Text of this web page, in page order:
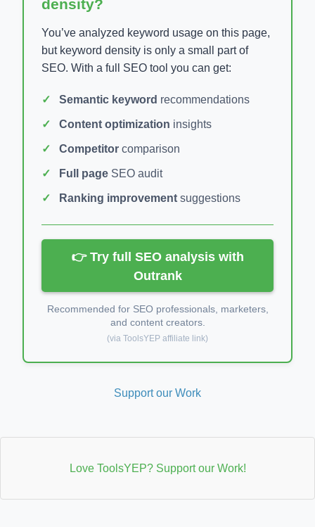
density?
You’ve analyzed keyword usage on this page,
but keyword density is only a small part of
SEO. With a full SEO tool you can get:
Semantic keyword recommendations
Content optimization insights
Competitor comparison
Full page SEO audit
Ranking improvement suggestions
👉 Try full SEO analysis with
Outrank
Recommended for SEO professionals, marketers,
and content creators.
(via ToolsYEP affiliate link)
Support our Work
Love ToolsYEP? Support our Work!